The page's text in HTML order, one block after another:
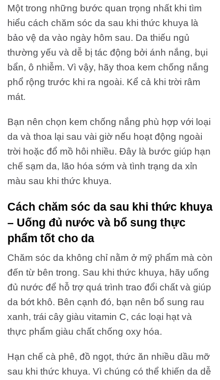
Một trong những bước quan trọng nhất khi tìm
hiểu cách chăm sóc da sau khi thức khuya là
bảo vệ da vào ngày hôm sau. Da thiếu ngủ
thường yếu và dễ bị tác động bởi ánh nắng, bụi
bẩn, ô nhiễm. Vì vậy, hãy thoa kem chống nắng
phổ rộng trước khi ra ngoài. Kể cả khi trời râm
mát.
Bạn nên chọn kem chống nắng phù hợp với loại
da và thoa lại sau vài giờ nếu hoạt động ngoài
trời hoặc đổ mồ hôi nhiều. Đây là bước giúp hạn
chế sạm da, lão hóa sớm và tình trạng da xỉn
màu sau khi thức khuya.
Cách chăm sóc da sau khi thức khuya
– Uống đủ nước và bổ sung thực
phẩm tốt cho da
Chăm sóc da không chỉ nằm ở mỹ phẩm mà còn
đến từ bên trong. Sau khi thức khuya, hãy uống
đủ nước để hỗ trợ quá trình trao đổi chất và giúp
da bớt khô. Bên cạnh đó, bạn nên bổ sung rau
xanh, trái cây giàu vitamin C, các loại hạt và
thực phẩm giàu chất chống oxy hóa.
Hạn chế cà phê, đồ ngọt, thức ăn nhiều dầu mỡ
sau khi thức khuya. Vì chúng có thể khiến da dễ